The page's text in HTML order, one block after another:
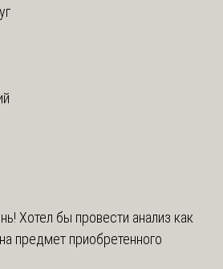
Хотел бы провести анализ как
предмет приобретенного